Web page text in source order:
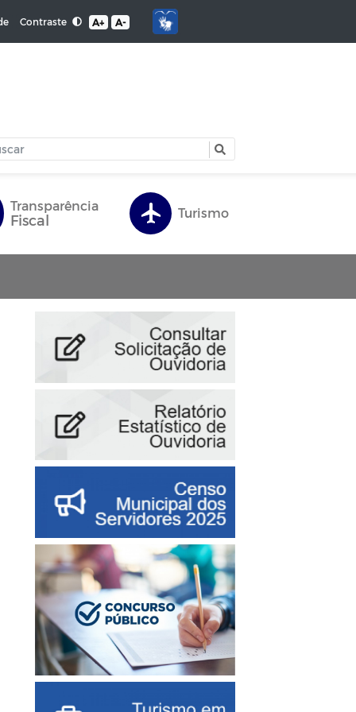
Contraste A+ A-
Transparência
Fiscal Turismo